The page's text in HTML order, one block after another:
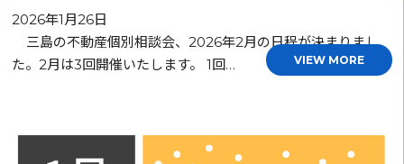
2026年1月26日
三島の不動産個別相談会、2026年2月の日程が決まりまし
た。2月は3回開催いたします。 1回…
VIEW MORE